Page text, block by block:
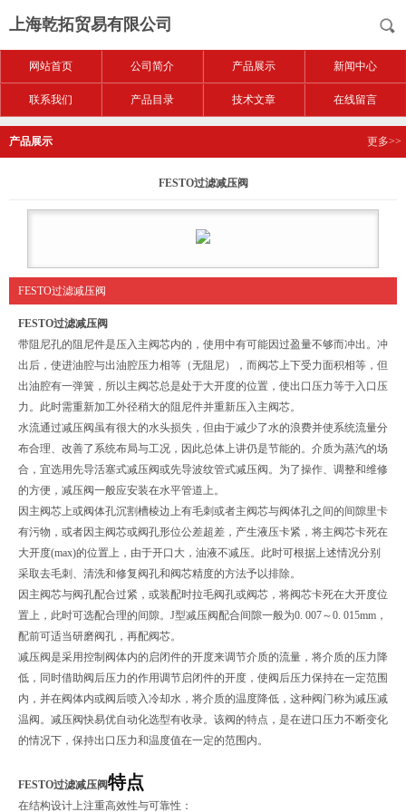
上海乾拓贸易有限公司
网站首页 公司简介 产品展示 新闻中心
联系我们 产品目录 技术文章 在线留言
产品展示 更多>>
FESTO过滤减压阀
FESTO过滤减压阀
FESTO过滤减压阀
带阻尼孔的阻尼件是压入主阀芯内的，使用中有可能因过盈量不够而冲出。冲
出后，使进油腔与出油腔压力相等（无阻尼），而阀芯上下受力面积相等，但
出油腔有一弹簧，所以主阀芯总是处于大开度的位置，使出口压力等于入口压
力。此时需重新加工外径稍大的阻尼件并重新压入主阀芯。
水流通过减压阀虽有很大的水头损失，但由于减少了水的浪费并使系统流量分
布合理、改善了系统布局与工况，因此总体上讲仍是节能的。介质为蒸汽的场
合，宜选用先导活塞式减压阀或先导波纹管式减压阀。为了操作、调整和维修
的方便，减压阀一般应安装在水平管道上。
因主阀芯上或阀体孔沉割槽棱边上有毛刺或者主阀芯与阀体孔之间的间隙里卡
有污物，或者因主阀芯或阀孔形位公差超差，产生液压卡紧，将主阀芯卡死在
大开度(max)的位置上，由于开口大，油液不减压。此时可根据上述情况分别
采取去毛刺、清洗和修复阀孔和阀芯精度的方法予以排除。
因主阀芯与阀孔配合过紧，或装配时拉毛阀孔或阀芯，将阀芯卡死在大开度位
置上，此时可选配合理的间隙。J型减压阀配合间隙一般为0. 007～0. 015mm，
配前可适当研磨阀孔，再配阀芯。
减压阀是采用控制阀体内的启闭件的开度来调节介质的流量，将介质的压力降
低，同时借助阀后压力的作用调节启闭件的开度，使阀后压力保持在一定范围
内，并在阀体内或阀后喷入冷却水，将介质的温度降低，这种阀门称为减压减
温阀。减压阀快易优自动化选型有收录。该阀的特点，是在进口压力不断变化
的情况下，保持出口压力和温度值在一定的范围内。
FESTO过滤减压阀特点
在结构设计上注重高效性与可靠性：